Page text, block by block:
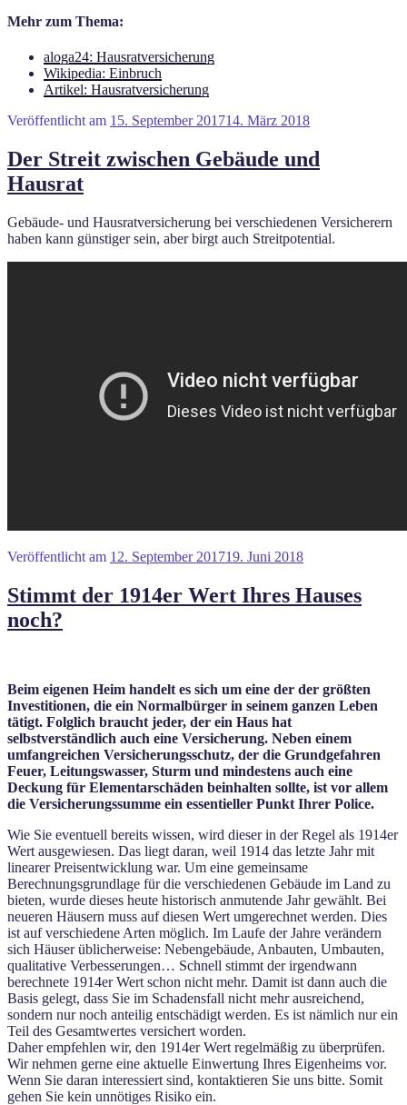
Mehr zum Thema:
aloga24: Hausratversicherung
Wikipedia: Einbruch
Artikel: Hausratversicherung
Veröffentlicht am 15. September 201714. März 2018
Der Streit zwischen Gebäude und
Hausrat
Gebäude- und Hausratversicherung bei verschiedenen Versicherern
haben kann günstiger sein, aber birgt auch Streitpotential.
Veröffentlicht am 12. September 201719. Juni 2018
Stimmt der 1914er Wert Ihres Hauses
noch?
Beim eigenen Heim handelt es sich um eine der der größten
Investitionen, die ein Normalbürger in seinem ganzen Leben
tätigt. Folglich braucht jeder, der ein Haus hat
selbstverständlich auch eine Versicherung. Neben einem
umfangreichen Versicherungsschutz, der die Grundgefahren
Feuer, Leitungswasser, Sturm und mindestens auch eine
Deckung für Elementarschäden beinhalten sollte, ist vor allem
die Versicherungssumme ein essentieller Punkt Ihrer Police.
Wie Sie eventuell bereits wissen, wird dieser in der Regel als 1914er
Wert ausgewiesen. Das liegt daran, weil 1914 das letzte Jahr mit
linearer Preisentwicklung war. Um eine gemeinsame
Berechnungsgrundlage für die verschiedenen Gebäude im Land zu
bieten, wurde dieses heute historisch anmutende Jahr gewählt. Bei
neueren Häusern muss auf diesen Wert umgerechnet werden. Dies
ist auf verschiedene Arten möglich. Im Laufe der Jahre verändern
sich Häuser üblicherweise: Nebengebäude, Anbauten, Umbauten,
qualitative Verbesserungen… Schnell stimmt der irgendwann
berechnete 1914er Wert schon nicht mehr. Damit ist dann auch die
Basis gelegt, dass Sie im Schadensfall nicht mehr ausreichend,
sondern nur noch anteilig entschädigt werden. Es ist nämlich nur ein
Teil des Gesamtwertes versichert worden.
Daher empfehlen wir, den 1914er Wert regelmäßig zu überprüfen.
Wir nehmen gerne eine aktuelle Einwertung Ihres Eigenheims vor.
Wenn Sie daran interessiert sind, kontaktieren Sie uns bitte. Somit
gehen Sie kein unnötiges Risiko ein.